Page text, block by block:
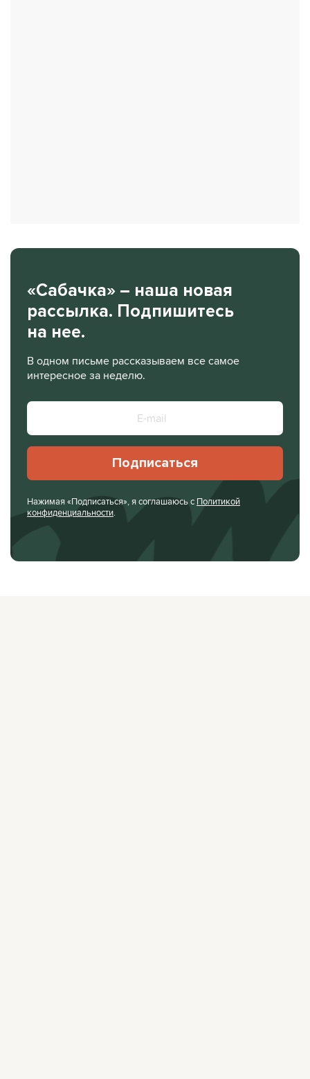
«Сабачка» – наша новая
рассылка. Подпишитесь
на нее.
В одном письме рассказываем все самое
интересное за неделю.
Подписаться
Нажимая «Подписаться», я соглашаюсь с Политикой
конфиденциальности.